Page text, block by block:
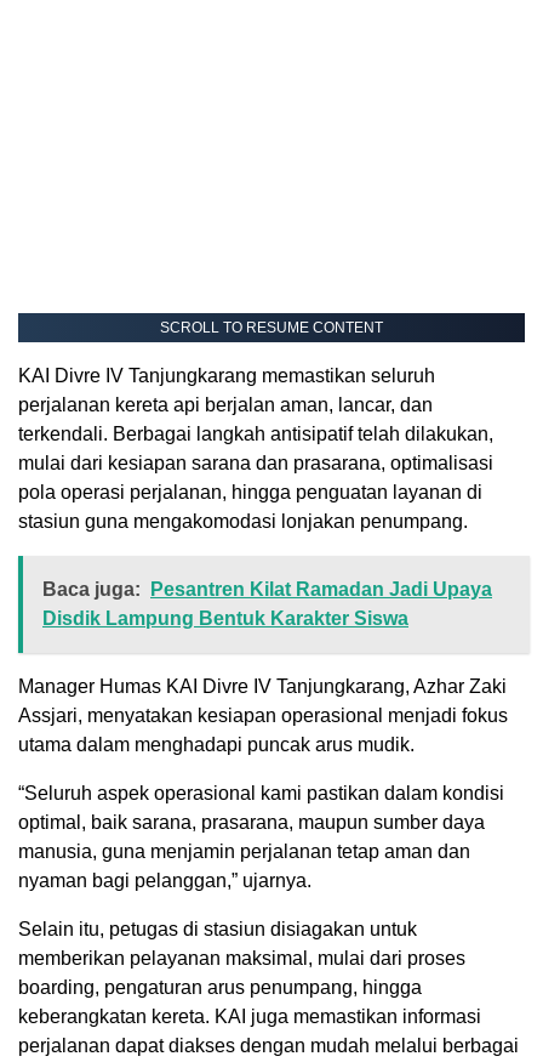
SCROLL TO RESUME CONTENT
KAI Divre IV Tanjungkarang memastikan seluruh
perjalanan kereta api berjalan aman, lancar, dan
terkendali. Berbagai langkah antisipatif telah dilakukan,
mulai dari kesiapan sarana dan prasarana, optimalisasi
pola operasi perjalanan, hingga penguatan layanan di
stasiun guna mengakomodasi lonjakan penumpang.
Baca juga:
Pesantren Kilat Ramadan Jadi Upaya
Disdik Lampung Bentuk Karakter Siswa
Manager Humas KAI Divre IV Tanjungkarang, Azhar Zaki
Assjari, menyatakan kesiapan operasional menjadi fokus
utama dalam menghadapi puncak arus mudik.
“Seluruh aspek operasional kami pastikan dalam kondisi
optimal, baik sarana, prasarana, maupun sumber daya
manusia, guna menjamin perjalanan tetap aman dan
nyaman bagi pelanggan,” ujarnya.
Selain itu, petugas di stasiun disiagakan untuk
memberikan pelayanan maksimal, mulai dari proses
boarding, pengaturan arus penumpang, hingga
keberangkatan kereta. KAI juga memastikan informasi
perjalanan dapat diakses dengan mudah melalui berbagai